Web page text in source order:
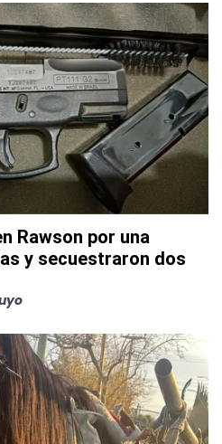
Rawson por una
y secuestraron dos